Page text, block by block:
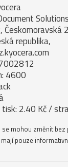
republika,
4600
2.40 Kč /
se mohou změnit
pouze